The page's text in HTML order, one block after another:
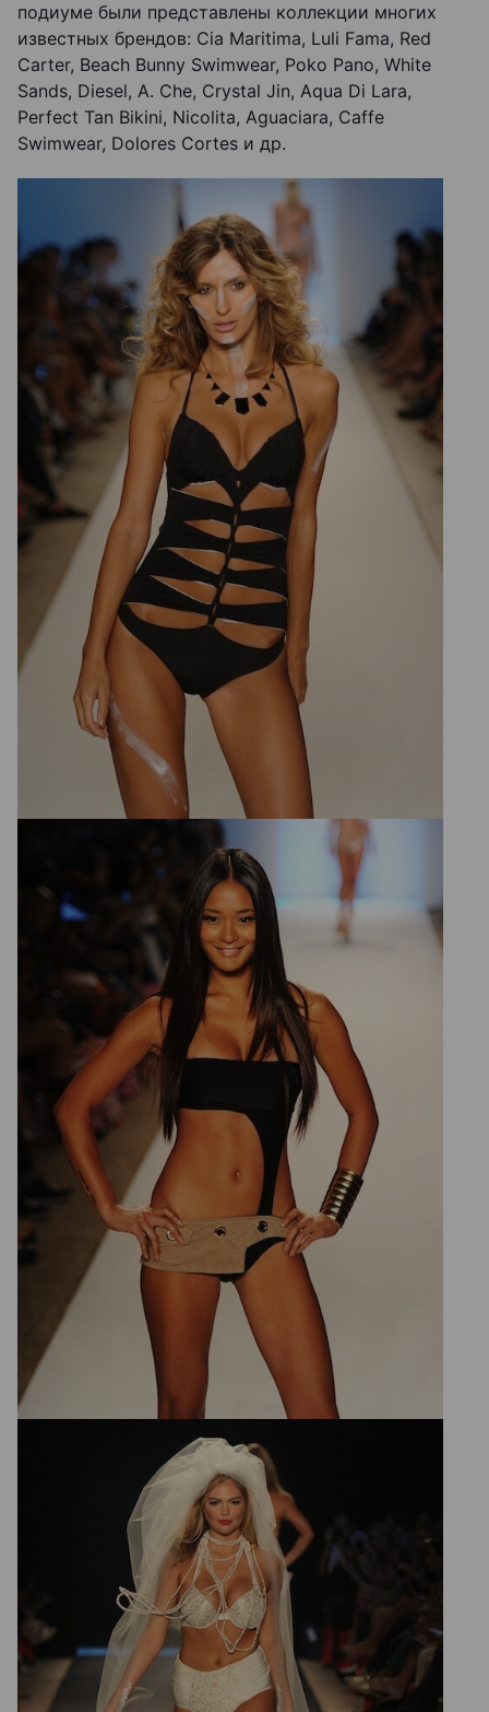
подиуме были представлены коллекции многих
известных брендов: Cia Maritima, Luli Fama, Red
Carter, Beach Bunny Swimwear, Poko Pano, White
Sands, Diesel, A. Che, Crystal Jin, Aqua Di Lara,
Perfect Tan Bikini, Nicolita, Aguaciara, Caffe
Swimwear, Dolores Cortes и др.